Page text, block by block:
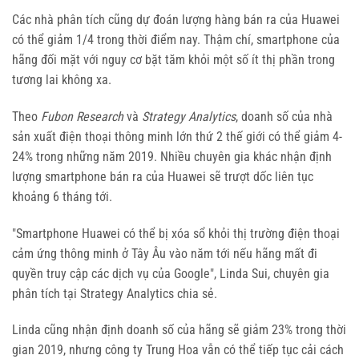
Các nhà phân tích cũng dự đoán lượng hàng bán ra của Huawei
có thể giảm 1/4 trong thời điểm nay. Thậm chí, smartphone của
hãng đối mặt với nguy cơ bặt tăm khỏi một số ít thị phần trong
tương lai không xa.
Theo Fubon Researchvà Strategy Analytics, doanh số của nhà
sản xuất điện thoại thông minh lớn thứ 2 thế giới có thể giảm 4-
24% trong những năm 2019. Nhiều chuyên gia khác nhận định
lượng smartphone bán ra của Huawei sẽ trượt dốc liên tục
khoảng 6 tháng tới.
"Smartphone Huawei có thể bị xóa sổ khỏi thị trường điện thoại
cảm ứng thông minh ở Tây Âu vào năm tới nếu hãng mất đi
quyền truy cập các dịch vụ của Google", Linda Sui, chuyên gia
phân tích tại Strategy Analytics chia sẻ.
Linda cũng nhận định doanh số của hãng sẽ giảm 23% trong thời
gian 2019, nhưng công ty Trung Hoa vẫn có thể tiếp tục cải cách